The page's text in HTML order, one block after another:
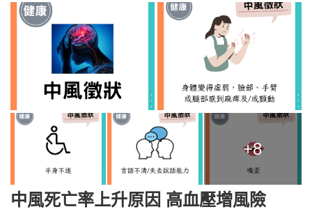
+8
中風死亡率上升原因 高血壓增風險